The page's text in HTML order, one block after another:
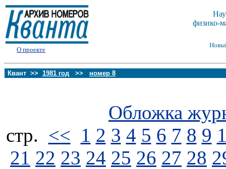
О проекте
физико-
Квант >> 1981 год >> номер 8
Обложка
стp. << 1 2 3 4 5 6 7 8 9
21 22 23 24 25 26 27 28